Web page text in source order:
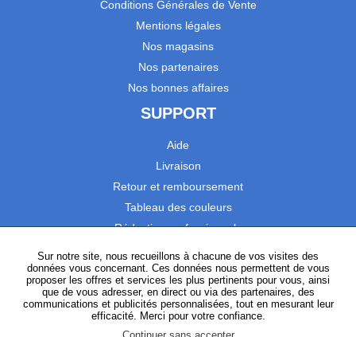
Conditions Générales de Vente
Mentions légales
Nos magasins
Nos partenaires
Nos bonnes affaires
SUPPORT
Aide
Livraison
Retour et remboursement
Tableau des couleurs
Réduction professionnels
Satisfaction Clients
SUIVEZ-NOUS
Sur notre site, nous recueillons à chacune de vos visites des
données vous concernant. Ces données nous permettent de vous
proposer les offres et services les plus pertinents pour vous, ainsi
que de vous adresser, en direct ou via des partenaires, des
communications et publicités personnalisées, tout en mesurant leur
efficacité. Merci pour votre confiance.